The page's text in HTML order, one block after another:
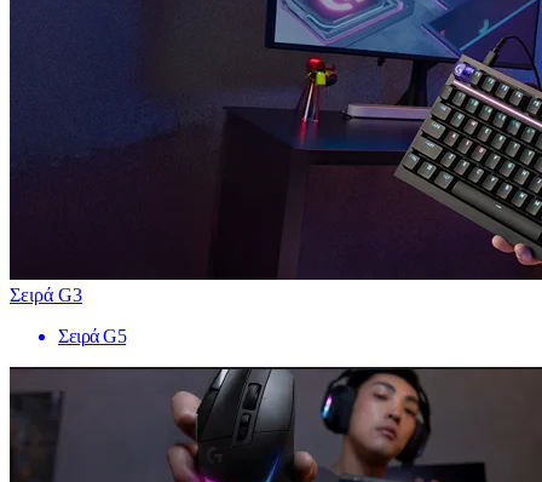
Σειρά G3
Σειρά G5